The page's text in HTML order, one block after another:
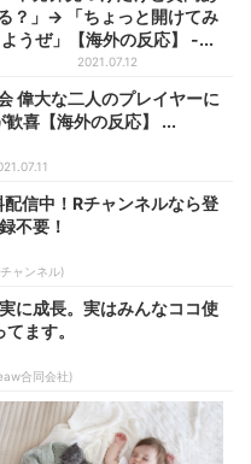
？」→ 「ちょっと開けてみ
ようぜ」【海外の反応】 -...
2021.07.12
偉大な二人のプレイヤーに
喜【海外の反応】 ...
配信中！Rチャンネルなら登
録不要！
チャンネル)
に成長。実はみんなココ使
てます。
合同会社)